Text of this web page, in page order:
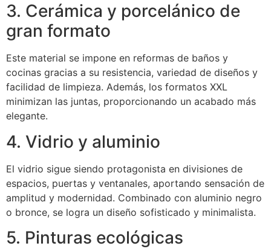
3. Cerámica y porcelánico de
gran formato
Este material se impone en reformas de baños y
cocinas gracias a su resistencia, variedad de diseños y
facilidad de limpieza. Además, los formatos XXL
minimizan las juntas, proporcionando un acabado más
elegante.
4. Vidrio y aluminio
El vidrio sigue siendo protagonista en divisiones de
espacios, puertas y ventanales, aportando sensación de
amplitud y modernidad. Combinado con aluminio negro
o bronce, se logra un diseño sofisticado y minimalista.
5. Pinturas ecológicas